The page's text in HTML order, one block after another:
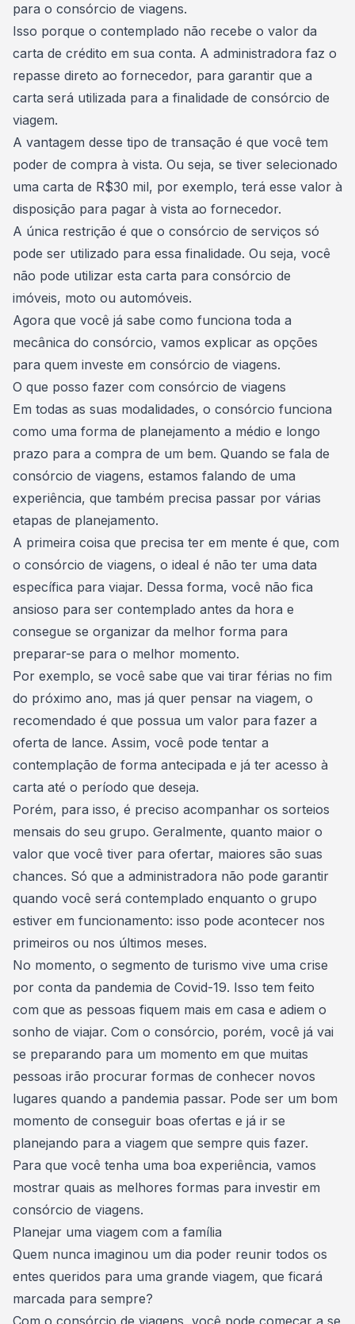
para o consórcio de viagens.
Isso porque o contemplado não recebe o valor da
carta de crédito em sua conta. A administradora faz o
repasse direto ao fornecedor, para garantir que a
carta será utilizada para a finalidade de consórcio de
viagem.
A vantagem desse tipo de transação é que você tem
poder de compra à vista. Ou seja, se tiver selecionado
uma carta de R$30 mil, por exemplo, terá esse valor à
disposição para pagar à vista ao fornecedor.
A única restrição é que o consórcio de serviços só
pode ser utilizado para essa finalidade. Ou seja, você
não pode utilizar esta carta para consórcio de
imóveis, moto ou automóveis.
Agora que você já sabe como funciona toda a
mecânica do consórcio, vamos explicar as opções
para quem investe em consórcio de viagens.
O que posso fazer com consórcio de viagens
Em todas as suas modalidades, o consórcio funciona
como uma forma de planejamento a médio e longo
prazo para a compra de um bem. Quando se fala de
consórcio de viagens, estamos falando de uma
experiência, que também precisa passar por várias
etapas de planejamento.
A primeira coisa que precisa ter em mente é que, com
o consórcio de viagens, o ideal é não ter uma data
específica para viajar. Dessa forma, você não fica
ansioso para ser contemplado antes da hora e
consegue se organizar da melhor forma para
preparar-se para o melhor momento.
Por exemplo, se você sabe que vai tirar férias no fim
do próximo ano, mas já quer pensar na viagem, o
recomendado é que possua um valor para fazer a
oferta de lance. Assim, você pode tentar a
contemplação de forma antecipada e já ter acesso à
carta até o período que deseja.
Porém, para isso, é preciso acompanhar os sorteios
mensais do seu grupo. Geralmente, quanto maior o
valor que você tiver para ofertar, maiores são suas
chances. Só que a administradora não pode garantir
quando você será contemplado enquanto o grupo
estiver em funcionamento: isso pode acontecer nos
primeiros ou nos últimos meses.
No momento, o segmento de turismo vive uma crise
por conta da pandemia de Covid-19. Isso tem feito
com que as pessoas fiquem mais em casa e adiem o
sonho de viajar. Com o consórcio, porém, você já vai
se preparando para um momento em que muitas
pessoas irão procurar formas de conhecer novos
lugares quando a pandemia passar. Pode ser um bom
momento de conseguir boas ofertas e já ir se
planejando para a viagem que sempre quis fazer.
Para que você tenha uma boa experiência, vamos
mostrar quais as melhores formas para investir em
consórcio de viagens.
Planejar uma viagem com a família
Quem nunca imaginou um dia poder reunir todos os
entes queridos para uma grande viagem, que ficará
marcada para sempre?
Com o consórcio de viagens, você pode começar a se